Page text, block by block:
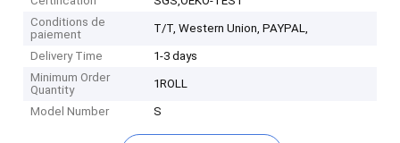
Conditions de
paiement
T/T, Western Union, PAYPAL,
Delivery Time
1-3 days
Minimum Order
Quantity
1ROLL
Model Number S